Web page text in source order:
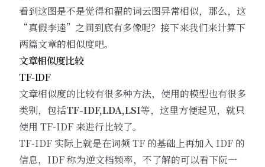
看到这图是不是觉得和翟的词云图异常相似，那么，这
“真假李逵”之间到底有多像呢？接下来我们来计算下
两篇文章的相似度吧。
文章相似度比较
TF-IDF
文章相似度的比较有很多种方法，使用的模型也有很多
类别，包括TF-IDF,LDA,LSI等，这里方便起见，就只
使用 TF-IDF 来进行比较了。
TF-IDF 实际上就是在词频 TF 的基础上再加入 IDF 的
信息，IDF 称为逆文档频率，不了解的可以看下阮一